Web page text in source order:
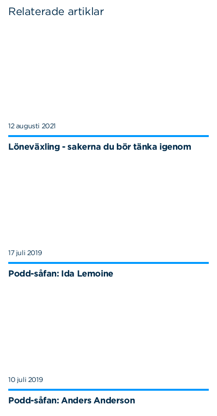
Relaterade artiklar
12 augusti 2021
Löneväxling - sakerna du bör tänka igenom
17 juli 2019
Podd-såfan: Ida Lemoine
10 juli 2019
Podd-såfan: Anders Anderson